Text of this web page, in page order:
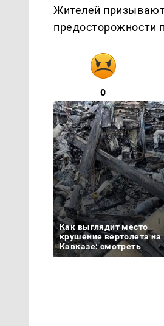
Жителей
предосторожности
0
Как выглядит место
крушение вертолета на
Кавказе: смотреть